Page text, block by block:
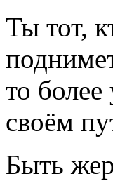
Ты тот,
то более
своём
Быть